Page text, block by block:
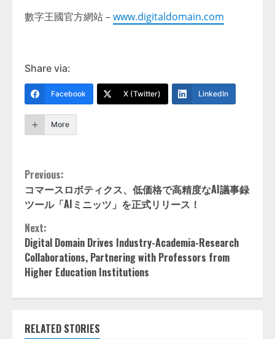
數字王國官方網站 –www.digitaldomain.com
Share via:
Facebook X (Twitter) LinkedIn
More
Continue
Reading
Previous:
コマースロボティクス、低価格で高精度なAI議事録
ツール「AIミニッツ」を正式リリース！
Next:
Digital Domain Drives Industry-Academia-Research
Collaborations, Partnering with Professors from
Higher Education Institutions
RELATED STORIES